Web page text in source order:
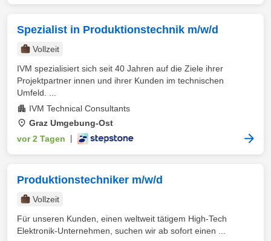
Spezialist in Produktionstechnik m/w/d
Vollzeit
IVM spezialisiert sich seit 40 Jahren auf die Ziele ihrer
Projektpartner innen und ihrer Kunden im technischen
Umfeld. ...
IVM Technical Consultants
Graz Umgebung-Ost
vor 2 Tagen
Produktionstechniker m/w/d
Vollzeit
Für unseren Kunden, einen weltweit tätigem High-Tech
Elektronik-Unternehmen, suchen wir ab sofort einen ...